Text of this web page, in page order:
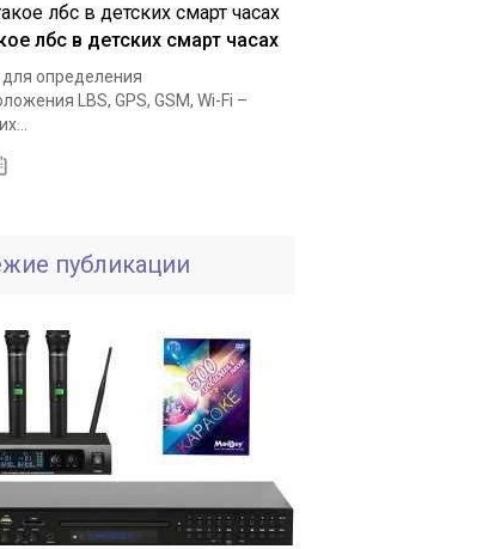
лбс в детских смарт часах
определения
LBS, GPS, GSM, Wi-Fi –
публикации